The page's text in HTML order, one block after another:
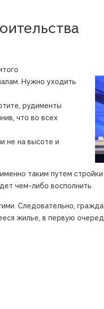
Нужно уходить
рудименты
что во всех
не на высоте и
таким путем
чем-либо восполнить.
Следовательно,
жилье, в первую